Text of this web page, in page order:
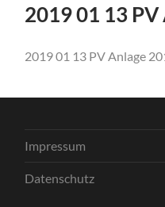
2019 01 13
2019 01 13 PV Anlage
Impressum
Datenschutz